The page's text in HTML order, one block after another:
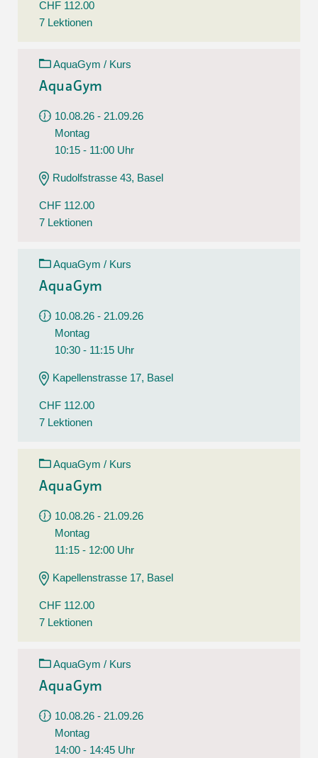
CHF 112.00
7 Lektionen
AquaGym / Kurs
AquaGym
10.08.26 - 21.09.26
Montag
10:15 - 11:00 Uhr
Rudolfstrasse 43, Basel
CHF 112.00
7 Lektionen
AquaGym / Kurs
AquaGym
10.08.26 - 21.09.26
Montag
10:30 - 11:15 Uhr
Kapellenstrasse 17, Basel
CHF 112.00
7 Lektionen
AquaGym / Kurs
AquaGym
10.08.26 - 21.09.26
Montag
11:15 - 12:00 Uhr
Kapellenstrasse 17, Basel
CHF 112.00
7 Lektionen
AquaGym / Kurs
AquaGym
10.08.26 - 21.09.26
Montag
14:00 - 14:45 Uhr